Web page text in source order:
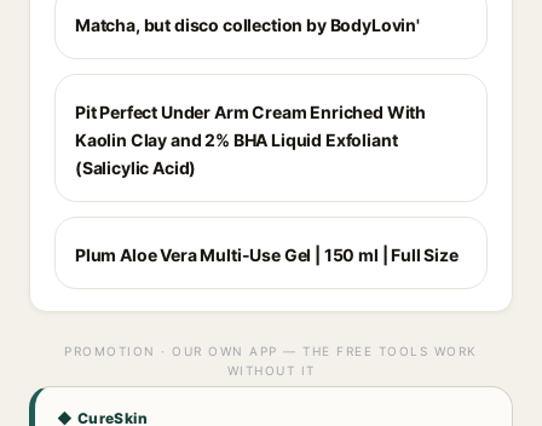
Matcha, but disco collection by BodyLovin'
Pit Perfect Under Arm Cream Enriched With
Kaolin Clay and 2% BHA Liquid Exfoliant
(Salicylic Acid)
Plum Aloe Vera Multi-Use Gel | 150 ml | Full Size
PROMOTION · OUR OWN APP — THE FREE TOOLS WORK
WITHOUT IT
◆ CureSkin